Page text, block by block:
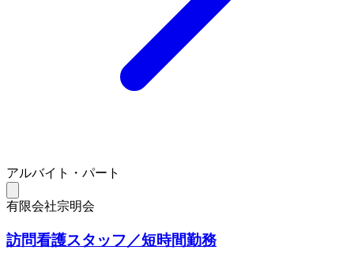
アルバイト・パート
有限会社宗明会
訪問看護スタッフ／短時間勤務